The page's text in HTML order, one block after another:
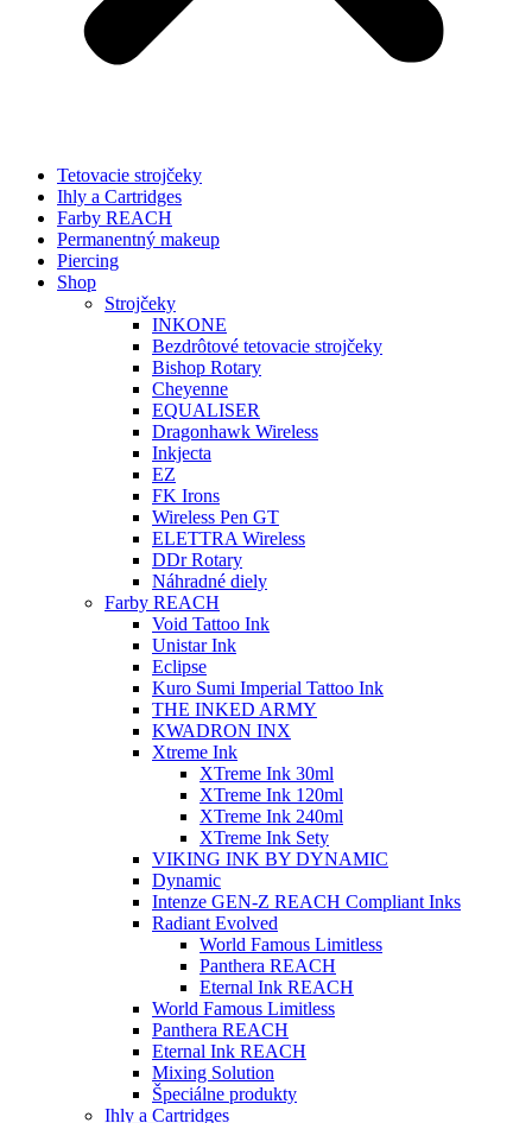
Tetovacie strojčeky
Ihly a Cartridges
Farby REACH
Permanentný makeup
Piercing
Shop
Strojčeky
INKONE
Bezdrôtové tetovacie strojčeky
Bishop Rotary
Cheyenne
EQUALISER
Dragonhawk Wireless
Inkjecta
EZ
FK Irons
Wireless Pen GT
ELETTRA Wireless
DDr Rotary
Náhradné diely
Farby REACH
Void Tattoo Ink
Unistar Ink
Eclipse
Kuro Sumi Imperial Tattoo Ink
THE INKED ARMY
KWADRON INX
Xtreme Ink
XTreme Ink 30ml
XTreme Ink 120ml
XTreme Ink 240ml
XTreme Ink Sety
VIKING INK BY DYNAMIC
Dynamic
Intenze GEN-Z REACH Compliant Inks
Radiant Evolved
World Famous Limitless
Panthera REACH
Eternal Ink REACH
World Famous Limitless
Panthera REACH
Eternal Ink REACH
Mixing Solution
Špeciálne produkty
Ihly a Cartridges